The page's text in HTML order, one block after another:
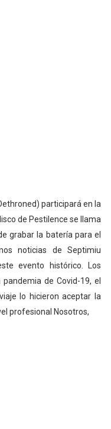
participará en la
de Pestilence se llama
grabar la batería para el
noticias de Septimiu
evento histórico. Los
de Covid-19, el
lo hicieron aceptar la
profesional Nosotros,